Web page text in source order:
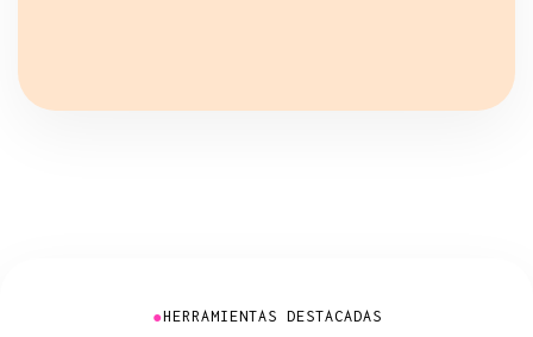
●HERRAMIENTAS DESTACADAS